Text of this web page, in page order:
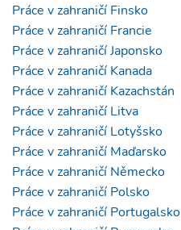
Práce v zahraničí Finsko
Práce v zahraničí Francie
Práce v zahraničí Japonsko
Práce v zahraničí Kanada
Práce v zahraničí Kazachstán
Práce v zahraničí Litva
Práce v zahraničí Lotyšsko
Práce v zahraničí Maďarsko
Práce v zahraničí Německo
Práce v zahraničí Polsko
Práce v zahraničí Portugalsko